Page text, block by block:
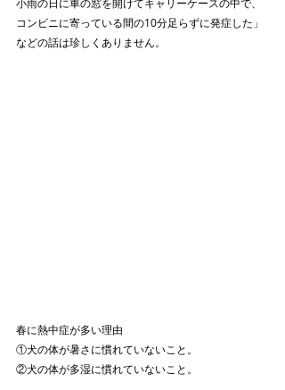
コンビニに寄っている間の10分足らずに発症した」
などの話は珍しくありません。
春に熱中症が多い理由
①犬の体が暑さに慣れていないこと。
②犬の体が多湿に慣れていないこと。